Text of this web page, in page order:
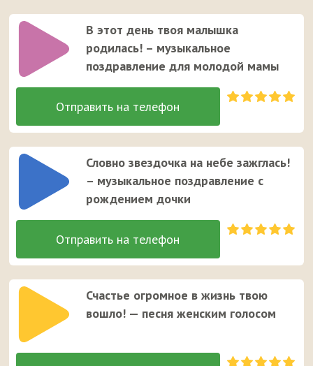
В этот день твоя малышка
родилась! – музыкальное
поздравление для молодой мамы
Словно звездочка на небе зажглась!
– музыкальное поздравление с
рождением дочки
Счастье огромное в жизнь твою
вошло! — песня женским голосом